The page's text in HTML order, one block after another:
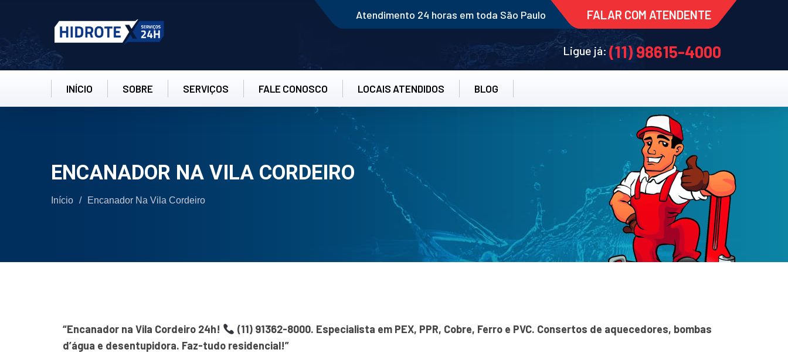
Atendimento 24 horas em toda São Paulo FALAR COM ATENDENTE
Ligue já:(11) 98615-4000
INÍCIO SOBRE SERVIÇOS FALE CONOSCO LOCAIS ATENDIDOS BLOG
ENCANADOR NA VILA CORDEIRO
Início / Encanador Na Vila Cordeiro
“Encanador na Vila Cordeiro 24h!
(11) 91362-8000. Especialista em PEX, PPR, Cobre, Ferro e PVC. Consertos de aquecedores, bombas
d’água e desentupidora. Faz-tudo residencial!”